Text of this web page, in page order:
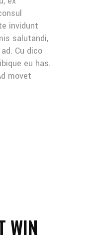
invidunt
salutandi,
Cu dico
eu has.
movet
WIN